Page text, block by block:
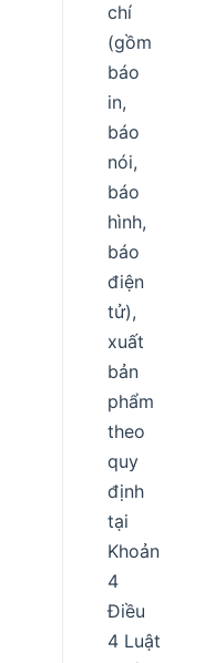
chí
(gồm
báo
in,
báo
nói,
báo
hình,
báo
điện
tử),
xuất
bản
phẩm
theo
quy
định
tại
Khoản
4
Điều
4 Luật